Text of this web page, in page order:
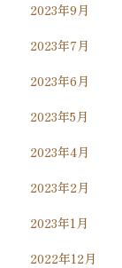
2023年9月
2023年7月
2023年6月
2023年5月
2023年4月
2023年2月
2023年1月
2022年12月